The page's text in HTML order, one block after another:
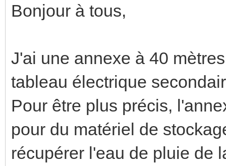
Bonjour à tous,
J'ai une annexe à 40
tableau électrique
Pour être plus précis,
pour du matériel de
récupérer l'eau de pluie de